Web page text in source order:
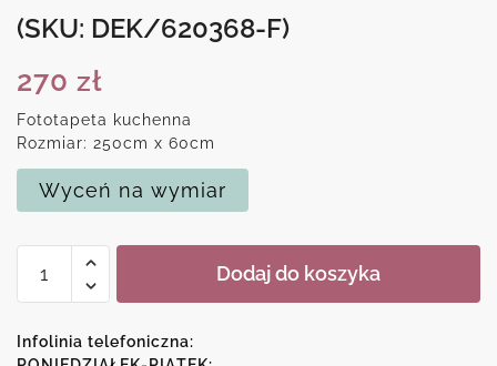
(SKU: DEK/620368-F)
270 zł
Fototapeta kuchenna
Rozmiar: 250cm x 60cm
Wyceń na wymiar
Tapeta
z
Dodaj do koszyka
Infolinia telefoniczna: